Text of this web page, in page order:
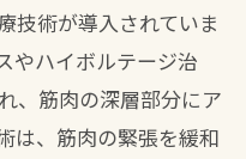
技術が導入されていま
やハイボルテージ治
、筋肉の深層部分にア
は、筋肉の緊張を緩和